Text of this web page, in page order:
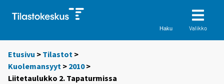
Haku Valikko
Etusivu > Tilastot >
Kuolemansyyt > 2010>
Liitetaulukko 2. Tapaturmissa